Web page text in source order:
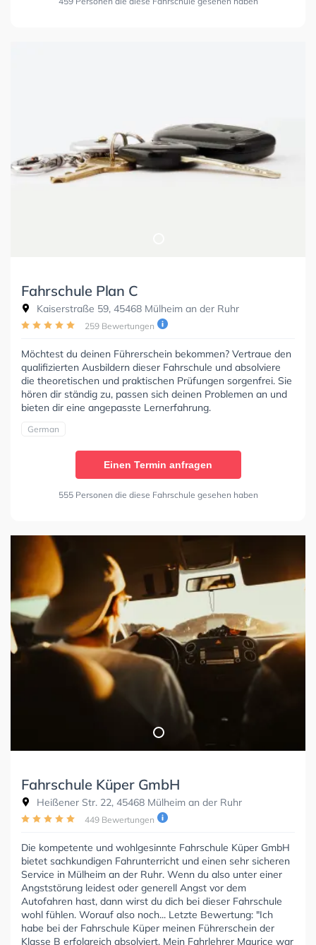
Fahrschule Plan C
Kaiserstraße 59, 45468 Mülheim an der Ruhr
259 Bewertungen
Möchtest du deinen Führerschein bekommen? Vertraue den
qualifizierten Ausbildern dieser Fahrschule und absolviere
die theoretischen und praktischen Prüfungen sorgenfrei. Sie
hören dir ständig zu, passen sich deinen Problemen an und
bieten dir eine angepasste Lernerfahrung.
German
Einen Termin anfragen
555 Personen die diese Fahrschule gesehen haben
Fahrschule Küper GmbH
Heißener Str. 22, 45468 Mülheim an der Ruhr
449 Bewertungen
Die kompetente und wohlgesinnte Fahrschule Küper GmbH
bietet sachkundigen Fahrunterricht und einen sehr sicheren
Service in Mülheim an der Ruhr. Wenn du also unter einer
Angststörung leidest oder generell Angst vor dem
Autofahren hast, dann wirst du dich bei dieser Fahrschule
wohl fühlen. Worauf also noch... Letzte Bewertung: "Ich
habe bei der Fahrschule Küper meinen Führerschein der
Klasse B erfolgreich absolviert. Mein Fahrlehrer Maurice war